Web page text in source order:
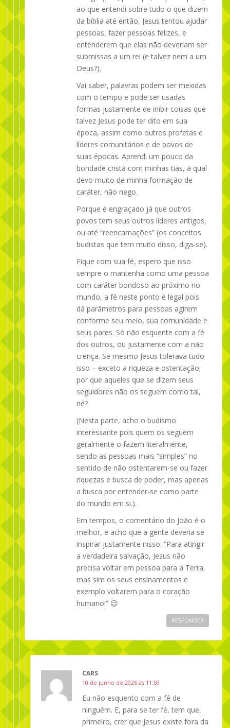
ao que entendi sobre tudo o que dizem
da bíblia até então, Jesus tentou ajudar
pessoas, fazer pessoas felizes, e
entenderem que elas não deveriam ser
submissas a um rei (e talvez nem a um
Deus?).
Vai saber, palavras podem ser mexidas
com o tempo e pode ser usadas
formas justamente de inibir coisas que
talvez Jesus pode ter dito em sua
época, assim como outros profetas e
líderes comunitários e de povos de
suas épocas. Aprendi um pouco da
bondade cristã com minhas tias, a qual
devo muito de minha formação de
caráter, não nego.
Porque é engraçado já que outros
povos tem seus outros líderes antigos,
ou até “reencarnações” (os conceitos
budistas que tem muito disso, diga-se).
Fique com sua fé, espero que isso
sempre o mantenha como uma pessoa
com caráter bondoso ao próximo no
mundo, a fé neste ponto é legal pois
dá parâmetros para pessoas agirem
conforme seu meio, sua comunidade e
seus pares. Só não esquente com a fé
dos outros, ou justamente com a não
crença. Se mesmo Jesus tolerava tudo
isso – exceto a riqueza e ostentação;
por que aqueles que se dizem seus
seguidores não os seguem como tal,
né?
(Nesta parte, acho o budismo
interessante pois quem os seguem
geralmente o fazem literalmente,
sendo as pessoas mais “simples” no
sentido de não ostentarem-se ou fazer
riquezas e busca de poder, mas apenas
a busca por entender-se como parte
do mundo em si.).
Em tempos, o comentário do João é o
melhor, e acho que a gente deveria se
inspirar justamente nisso. “Para atingir
a verdadeira salvação, Jesus não
precisa voltar em pessoa para a Terra,
mas sim os seus ensinamentos e
exemplo voltarem para o coração
humano!” 😉
RESPONDER
CARS
10 de junho de 2026 às 11:59
Eu não esquento com a fé de
ninguém. E, para se ter fé, tem que,
primeiro, crer que Jesus existe fora da